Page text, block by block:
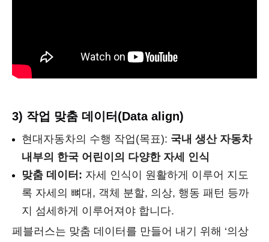
3) 작업 맞춤 데이터(Data align)
현대자동차의 수행 작업(목표): 국내 생산 자동차
내부의 한국 어린이의 다양한 자세 인식
맞춤 데이터: 자세 인식이 원활하게 이루어 지도
록 자세의 뼈대, 객체 분할, 의상, 행동 패턴 등까
지 섬세하게 이루어져야 합니다.
페블러스는 맞춤 데이터를 만들어 내기 위해 ‘의상